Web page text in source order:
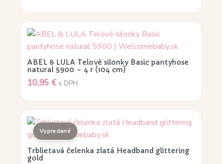
ABEL & LULA Telové silonky Basic pantyhose
natural 5900 – 4 r (104 cm)
10,95 € s DPH
Trblietavá čelenka zlatá Headband glittering
gold